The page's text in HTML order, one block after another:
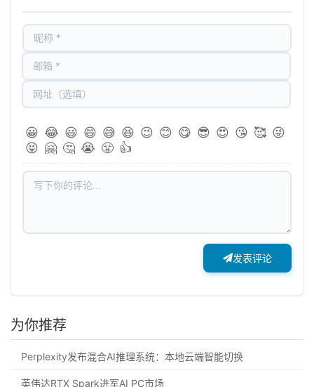
😀 😂 😃 😄 😅 😆 😉 😊 😋 😎 😍 😘 🥰 😜
😝 🤗 🤔 😭 😤 👍
发表评论
为你推荐
Perplexity发布混合AI推理系统：本地云端智能切换
英伟达RTX Spark进军AI PC市场